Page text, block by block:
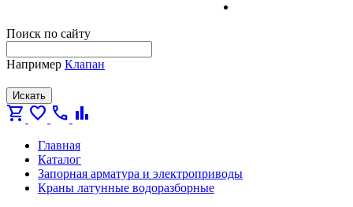
Поиск по сайту
Например Клапан
Искать
shopping_cart favorite call bar_chart
Главная
Каталог
Запорная арматура и электроприводы
Краны латунные водоразборные